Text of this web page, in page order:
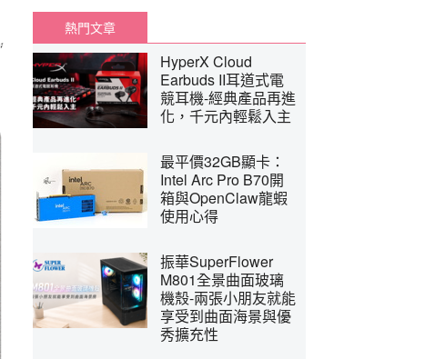
熱門文章
HyperX Cloud
Earbuds II耳道式電
競耳機-經典產品再進
化，千元內輕鬆入主
最平價32GB顯卡：
Intel Arc Pro B70開
箱與OpenClaw龍蝦
使用心得
振華SuperFlower
M801全景曲面玻璃
機殼-兩張小朋友就能
享受到曲面海景與優
秀擴充性